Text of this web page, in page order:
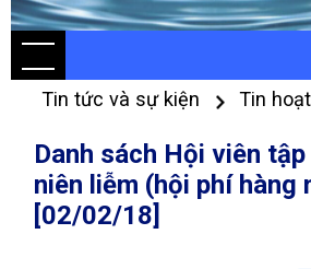
Tin tức và sự kiện Tin
Danh sách Hội viên
niên liễm (hội phí hàng
[02/02/18]